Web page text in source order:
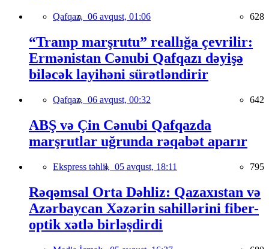
Qafqaz, 06 avqust, 01:06 628
“Tramp marşrutu” reallığa çevrilir:
Ermənistan Cənubi Qafqazı dəyişə
biləcək layihəni sürətləndirir
Qafqaz, 06 avqust, 00:32 642
ABŞ və Çin Cənubi Qafqazda
marşrutlar uğrunda rəqabət aparır
Ekspress təhlil, 05 avqust, 18:11 795
Rəqəmsal Orta Dəhliz: Qazaxıstan və
Azərbaycan Xəzərin sahillərini fiber-
optik xətlə birləşdirdi